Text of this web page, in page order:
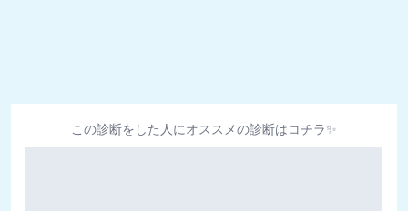
この診断をした人にオススメの診断はコチラ✨